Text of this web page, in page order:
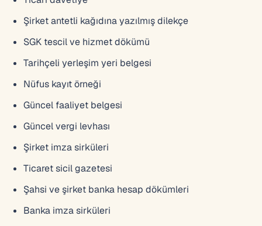
Şirket antetli kağıdına yazılmış dilekçe
SGK tescil ve hizmet dökümü
Tarihçeli yerleşim yeri belgesi
Nüfus kayıt örneği
Güncel faaliyet belgesi
Güncel vergi levhası
Şirket imza sirküleri
Ticaret sicil gazetesi
Şahsi ve şirket banka hesap dökümleri
Banka imza sirküleri